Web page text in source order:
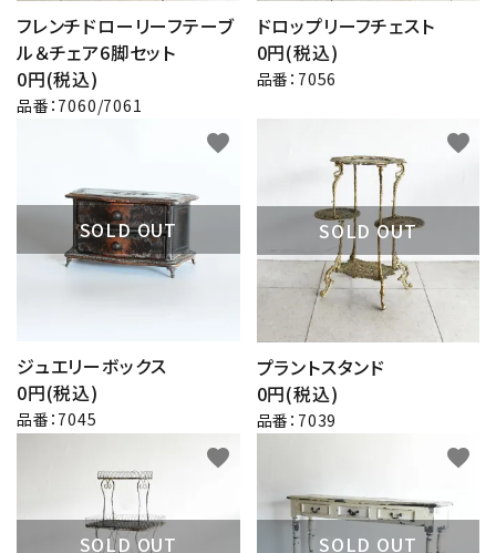
フレンチドローリーフテーブ
ル＆チェア6脚セット
0円(税込)
品番：7060/7061
ドロップリーフチェスト
0円(税込)
品番：7056
SOLD OUT
ジュエリーボックス
0円(税込)
品番：7045
favorite
SOLD OUT
プラントスタンド
0円(税込)
品番：7039
favorite
SOLD OUT
favorite
SOLD OUT
favorite